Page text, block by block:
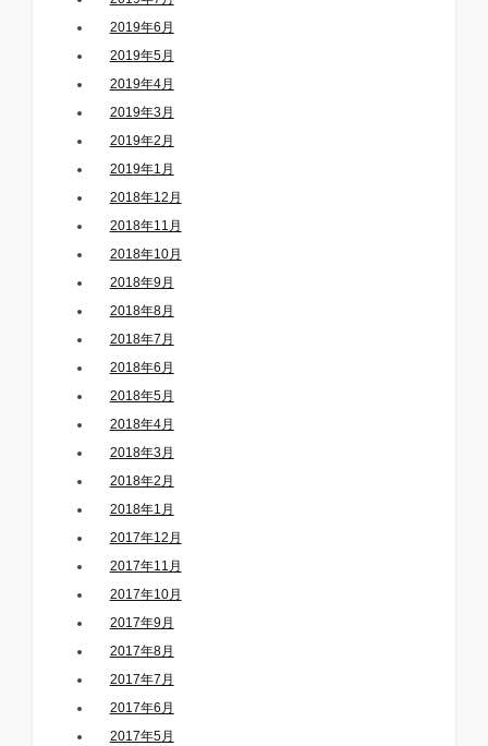
2019年6月
2019年5月
2019年4月
2019年3月
2019年2月
2019年1月
2018年12月
2018年11月
2018年10月
2018年9月
2018年8月
2018年7月
2018年6月
2018年5月
2018年4月
2018年3月
2018年2月
2018年1月
2017年12月
2017年11月
2017年10月
2017年9月
2017年8月
2017年7月
2017年6月
2017年5月